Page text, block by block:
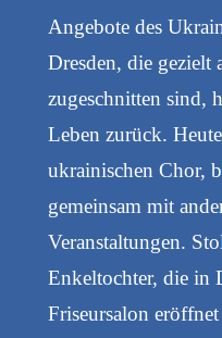
Angebote des
Dresden, die gezielt
zugeschnitten sind,
Leben zurück.
ukrainischen Chor,
gemeinsam mit
Veranstaltungen.
Enkeltochter, die in
Friseursalon eröffnet